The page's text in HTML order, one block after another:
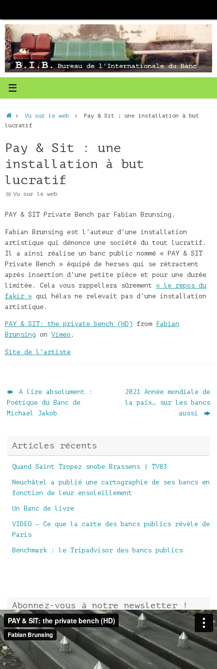
contenu
Accueil
Vu sur le web
Pay & Sit : une installation à but
lucratif
Pay & Sit : une
installation à but
lucratif
Vu sur le web
PAY & SIT Private Bench par Fabian Brunsing.
Fabian Brunsing est l’auteur d’une installation
artistique qui dénonce une société du tout lucratif.
Il a ainsi réalise un banc public nommé « PAY & SIT
Private Bench » équipé de herses qui se rétractent
après insertion d’une petite pièce et pour une durée
limitée. Cela vous rappellera sûrement « le repos du
fakir » qui hélas ne relevait pas d’une installation
artistique.
PAY & SIT: the private bench (HD) from
Fabian
Brunsing on Vimeo .
Site de l’artiste
A lire absolument :
Poétique du Banc de
Michael Jakob
2021 Année mondiale de
la paix… sur les bancs
aussi
Articles récents
Quand Saint Tropez snobe Brassens | TV83
Neuchâtel a publié une cartographie de ses bancs en
fonction de leur ensoleillement
Un Banc de livre
VIDEO – Ce que la carte des bancs publics révèle de
Paris
Benchmark : le Tripadvisor des bancs publics
Abonnez-vous à notre newsletter !